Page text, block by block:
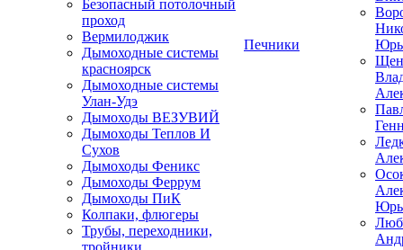
Безопасный потолочный
проход
Вермилоджик
Дымоходные системы
красноярск
Дымоходные системы
Улан-Удэ
Дымоходы ВЕЗУВИЙ
Дымоходы Теплов И
Сухов
Дымоходы Феникс
Дымоходы Феррум
Дымоходы ПиК
Колпаки, флюгеры
Трубы, переходники,
тройники
Печники